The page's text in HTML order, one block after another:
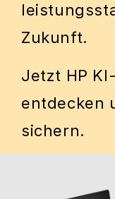
Zukunft.
Jetzt HP
entdecken
sichern.